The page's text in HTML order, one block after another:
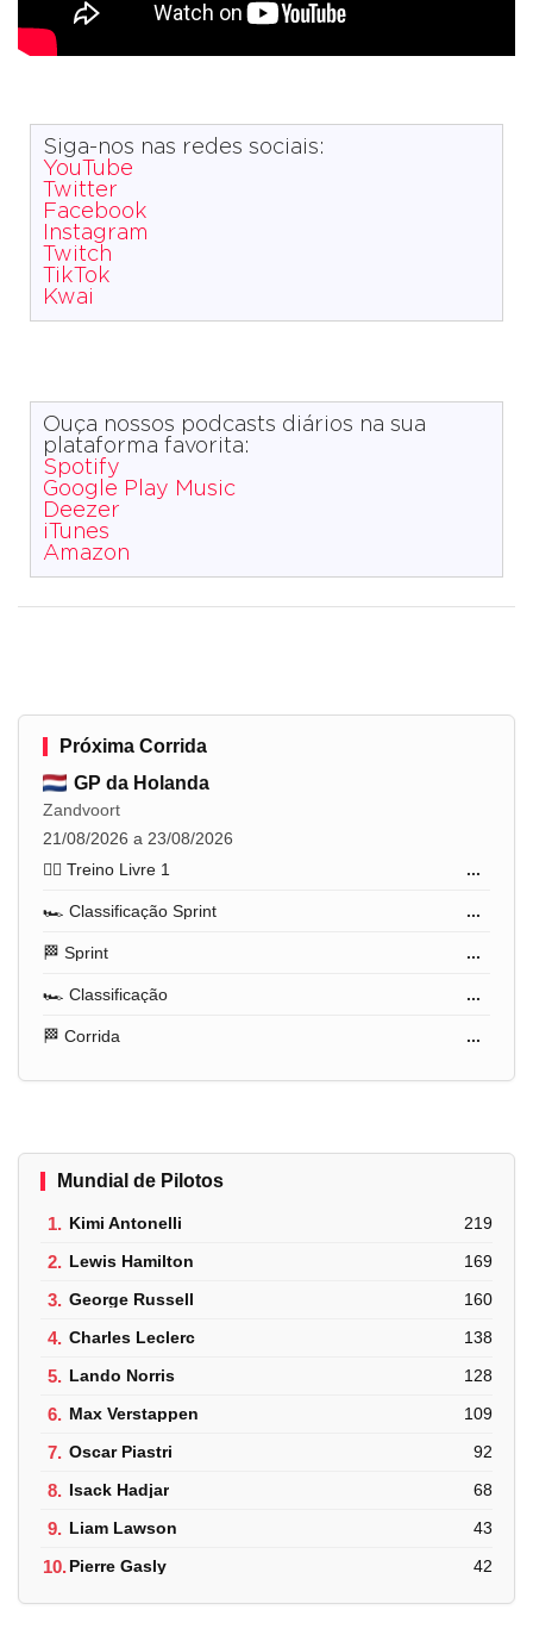
Siga-nos nas redes sociais:
YouTube
Twitter
Facebook
Instagram
Twitch
TikTok
Kwai
Ouça nossos podcasts diários na sua
plataforma favorita:
Spotify
Google Play Music
Deezer
iTunes
Amazon
Próxima Corrida
GP da Holanda
Zandvoort
21/08/2026 a 23/08/2026
🏋️‍♂️ Treino Livre 1
...
🏎️ Classificação Sprint ...
🏁 Sprint ...
🏎️ Classificação ...
🏁 Corrida ...
Mundial de Pilotos
1. Kimi Antonelli 219
2. Lewis Hamilton 169
3. George Russell 160
4. Charles Leclerc 138
5. Lando Norris 128
6. Max Verstappen 109
7. Oscar Piastri 92
8. Isack Hadjar 68
9. Liam Lawson 43
10.Pierre Gasly 42